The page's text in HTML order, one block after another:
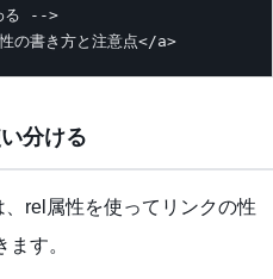
る -->
書き方と注意点</a>
分ける
rel属性を使ってリンクの性
す。